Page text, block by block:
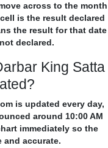
across to the month
is the result declared
the result for that date
declared.
King Satta
is updated every day,
around 10:00 AM
immediately so the
and accurate.